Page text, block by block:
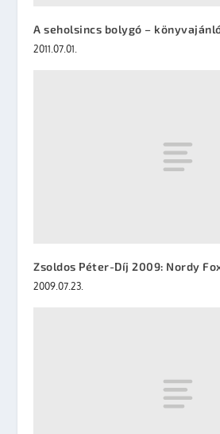
A seholsincs bolygó –
2011.07.01.
Zsoldos Péter-Díj 2009: Nordy
2009.07.23.